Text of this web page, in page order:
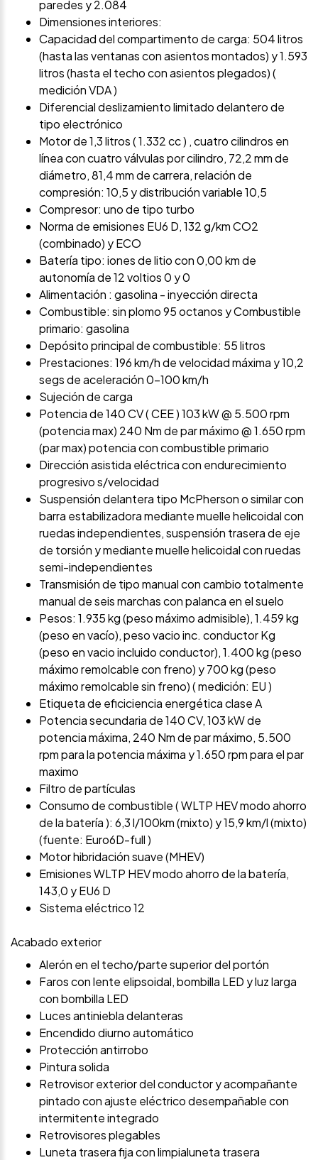
paredes y 2.084
Dimensiones interiores:
Capacidad del compartimento de carga: 504 litros
(hasta las ventanas con asientos montados) y 1.593
litros (hasta el techo con asientos plegados) (
medición VDA )
Diferencial deslizamiento limitado delantero de
tipo electrónico
Motor de 1,3 litros ( 1.332 cc ) , cuatro cilindros en
línea con cuatro válvulas por cilindro, 72,2 mm de
diámetro, 81,4 mm de carrera, relación de
compresión: 10,5 y distribución variable 10,5
Compresor: uno de tipo turbo
Norma de emisiones EU6 D, 132 g/km CO2
(combinado) y ECO
Batería tipo: iones de litio con 0,00 km de
autonomía de 12 voltios 0 y 0
Alimentación : gasolina - inyección directa
Combustible: sin plomo 95 octanos y Combustible
primario: gasolina
Depósito principal de combustible: 55 litros
Prestaciones: 196 km/h de velocidad máxima y 10,2
segs de aceleración 0-100 km/h
Sujeción de carga
Potencia de 140 CV ( CEE ) 103 kW @ 5.500 rpm
(potencia max) 240 Nm de par máximo @ 1.650 rpm
(par max) potencia con combustible primario
Dirección asistida eléctrica con endurecimiento
progresivo s/velocidad
Suspensión delantera tipo McPherson o similar con
barra estabilizadora mediante muelle helicoidal con
ruedas independientes, suspensión trasera de eje
de torsión y mediante muelle helicoidal con ruedas
semi-independientes
Transmisión de tipo manual con cambio totalmente
manual de seis marchas con palanca en el suelo
Pesos: 1.935 kg (peso máximo admisible), 1.459 kg
(peso en vacío), peso vacio inc. conductor Kg
(peso en vacio incluido conductor), 1.400 kg (peso
máximo remolcable con freno) y 700 kg (peso
máximo remolcable sin freno) ( medición: EU )
Etiqueta de eficiciencia energética clase A
Potencia secundaria de 140 CV, 103 kW de
potencia máxima, 240 Nm de par máximo, 5.500
rpm para la potencia máxima y 1.650 rpm para el par
maximo
Filtro de partículas
Consumo de combustible ( WLTP HEV modo ahorro
de la batería ): 6,3 l/100km (mixto) y 15,9 km/l (mixto)
(fuente: Euro6D-full )
Motor hibridación suave (MHEV)
Emisiones WLTP HEV modo ahorro de la batería,
143,0 y EU6 D
Sistema eléctrico 12
Acabado exterior
Alerón en el techo/parte superior del portón
Faros con lente elipsoidal, bombilla LED y luz larga
con bombilla LED
Luces antiniebla delanteras
Encendido diurno automático
Protección antirrobo
Pintura solida
Retrovisor exterior del conductor y acompañante
pintado con ajuste eléctrico desempañable con
intermitente integrado
Retrovisores plegables
Luneta trasera fija con limpialuneta trasera